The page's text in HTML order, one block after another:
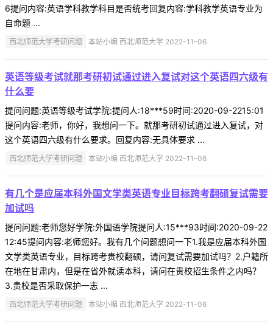
6提问内容:英语学科教学科目是否统考回复内容:学科教学英语专业为
自命题 ...
西北师范大学考研问题 本站小编 西北师范大学 2022-11-06
英语等级考试就那考研初试通过进入复试对这个英语四六级有
什么要
提问问题:英语等级考试学院:提问人:18***59时间:2020-09-2215:01
提问内容:老师，你好，我想问一下。就那考研初试通过进入复试，对
这个英语四六级有什么要求。回复内容:无具体要求 ...
西北师范大学考研问题 本站小编 西北师范大学 2022-11-06
有几个是应届本科外国文学类英语专业目标跨考翻硕复试需要
加试吗
提问问题:老师您好学院:外国语学院提问人:15***93时间:2020-09-22
12:45提问内容:老师您好。我有几个问题想问一下1.我是应届本科外国
文学类英语专业，目标跨考贵校翻硕，请问复试需要加试吗？2.户籍所
在地在甘肃内，但是在省外就读本科，请问在贵校招生条件之内吗？
3.贵校是否采取保护一志 ...
西北师范大学考研问题 本站小编 西北师范大学 2022-11-06